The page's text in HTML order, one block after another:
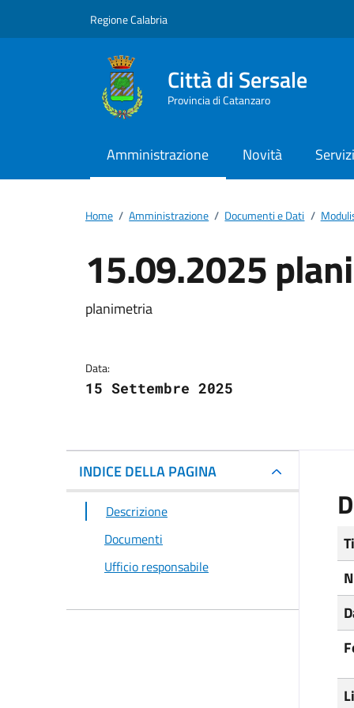
Regione Calabria
Città di Sersale
Provincia di Catanzaro
Amministrazione Novità
Home / Amministrazione / Documenti e Dati /
15.09.2025
Dettagli del
planimetria
Data:
15 Settembre 2025
INDICE DELLA PAGINA
Descrizione
Documenti
Ufficio responsabile